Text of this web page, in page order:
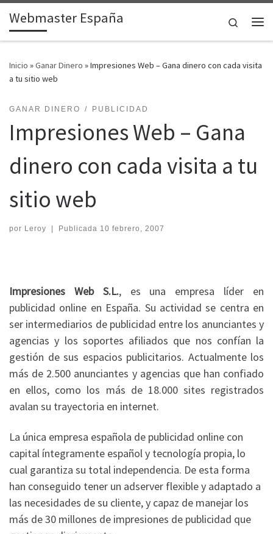
Saltar al contenido
Webmaster España
Search
Inicio »Ganar Dinero »Impresiones Web – Gana dinero con cada visita
a tu sitio web
GANAR DINERO PUBLICIDAD
Impresiones Web – Gana
dinero con cada visita a tu
sitio web
por Leroy | Publicada 10 febrero, 2007
Impresiones Web S.L., es una empresa líder en
publicidad online en España. Su actividad se centra en
ser intermediarios de publicidad entre los anunciantes y
agencias y los soportes afiliados que nos confían la
gestión de sus espacios publicitarios. Actualmente los
más de 2.500 anunciantes y agencias que han confiado
en ellos, como los más de 18.000 sites registrados
avalan su trayectoria en internet.
La única empresa española de publicidad online con
capital íntegramente español y tecnología propia, lo
cual garantiza su total independencia. De esta forma
han conseguido tener un adserver flexible y adaptado a
las necesidades de su cliente, y capaz de manejar los
más de 30 millones de impresiones de publicidad que